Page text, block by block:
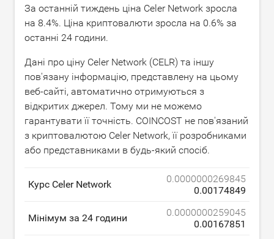
За останній тиждень ціна Celer Network зросла
на 8.4%. Ціна криптовалюти зросла на 0.6% за
останні 24 години.
Дані про ціну Celer Network (CELR) та іншу
пов'язану інформацію, представлену на цьому
веб-сайті, автоматично отримуються з
відкритих джерел. Тому ми не можемо
гарантувати її точність. COINCOST не пов'язаний
з криптовалютою Celer Network, її розробниками
або представниками в будь-який спосіб.
Курс Celer Network
0.0000000269845
0.00174849
Мінімум за 24 години
0.0000000259045
0.00167851